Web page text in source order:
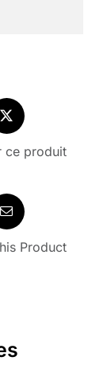
ce produit
Product